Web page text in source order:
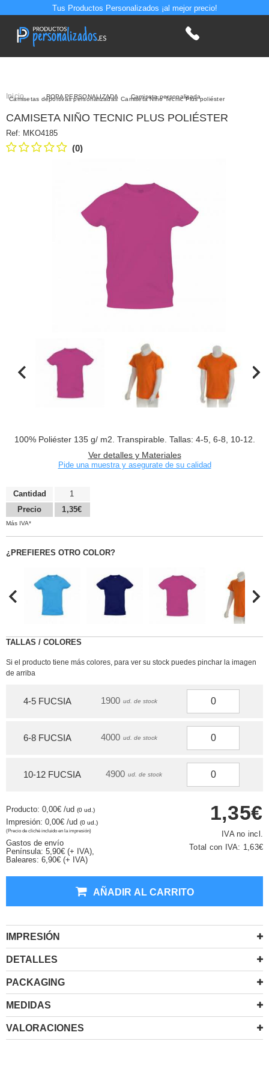
Tus Productos Personalizados ¡al mejor precio!
Inicio ROPA PERSONALIZADA > Camiseta personalizada >
Camisetas deportivas personalizadas Camiseta Niño Tecnic Plus poliéster
CAMISETA NIÑO TECNIC PLUS POLIÉSTER
Ref: MKO4185
(0)
100% Poliéster 135 g/ m2. Transpirable. Tallas: 4-5, 6-8, 10-12.
Ver detalles y Materiales
Pide una muestra y asegurate de su calidad
Cantidad
Precio
1
1,35€
Más IVA*
¿PREFIERES OTRO COLOR?
TALLAS / COLORES
Si el producto tiene más colores, para ver su stock puedes pinchar la imagen
de arriba
4-5 FUCSIA 1900 ud. de stock
6-8 FUCSIA 4000 ud. de stock
10-12 FUCSIA 4900 ud. de stock
Producto: 0,00€ /ud (0 ud.)
Impresión: 0,00€ /ud (0 ud.)
(Precio de cliché incluido en la impresión)
Gastos de envío
Península: 5,90€ (+ IVA),
Baleares: 6,90€ (+ IVA)
1,35€
IVA no incl.
Total con IVA: 1,63€
AÑADIR AL CARRITO
IMPRESIÓN
DETALLES
PACKAGING
MEDIDAS
VALORACIONES